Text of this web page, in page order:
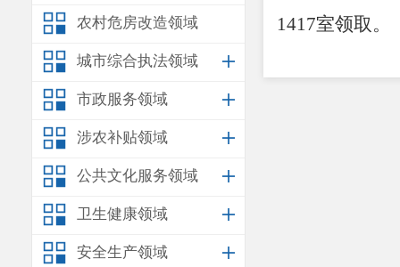
农村危房改造领域
城市综合执法领域
市政服务领域
涉农补贴领域
公共文化服务领域
卫生健康领域
安全生产领域
1417室领取 。